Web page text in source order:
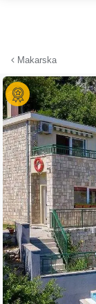
Makarska